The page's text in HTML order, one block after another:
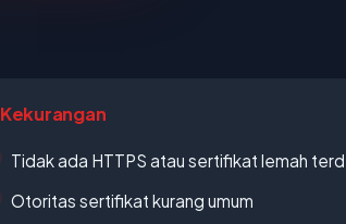
Kekurangan
Tidak ada HTTPS atau sertifikat lemah
Otoritas sertifikat kurang umum